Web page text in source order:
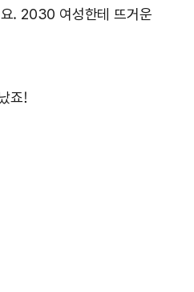
. 2030 여성한테 뜨거운
죠!